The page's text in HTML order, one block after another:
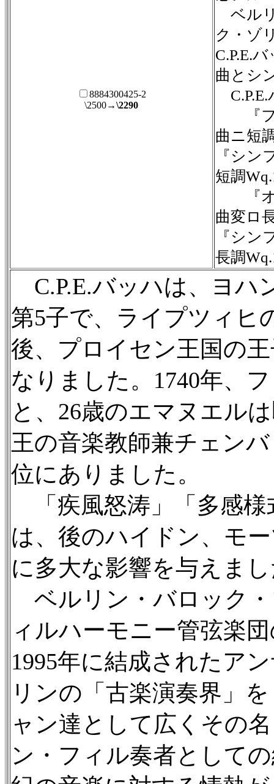
8884300425-2
\2500→\2290
ベル
ク・ゾ
C.P.E.
曲とシ
C.P.E.
『フ
曲ニ短
『シン
短調
『オ
曲変ロ
『シン
長調
C.P.E.バッハは、ヨハ
第5子で、ライプツィヒ
後、プロイセン王国の
なりました。1740年、
と、26歳のエマヌエル
王の音楽教師兼チェン
位にありました。
「疾風怒涛」「多感様
は、後のハイドン、モ
に多大な影響を与えま
ベルリン・バロック
ィルハーモニー管弦楽
1995年に結成されたア
リンの「古楽演奏界」
ャン達として広くその
ン・フィル奏者として